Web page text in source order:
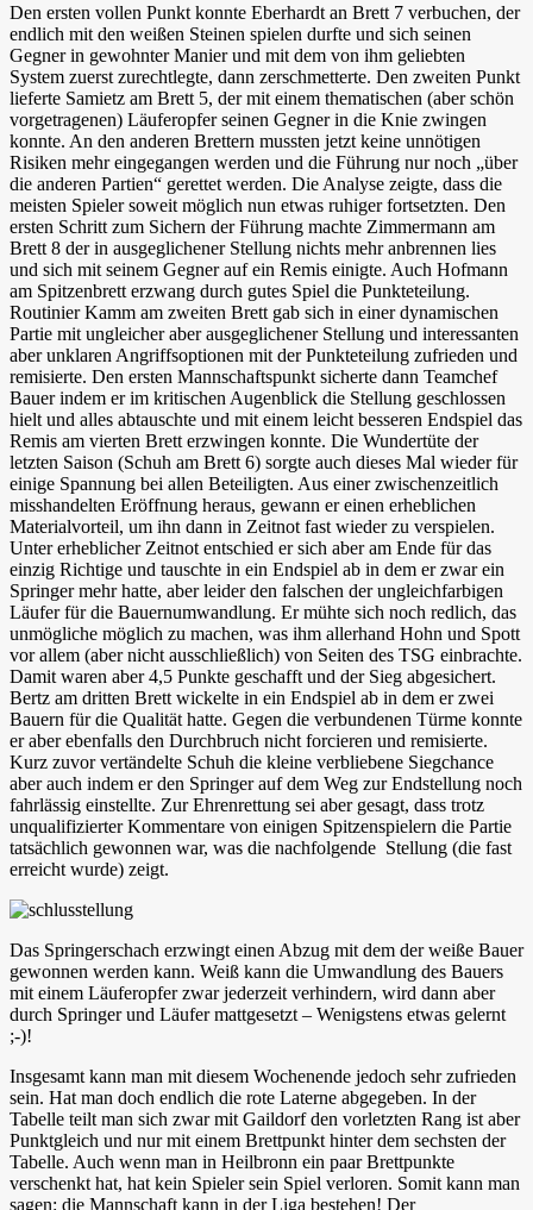
Den ersten vollen Punkt konnte Eberhardt an Brett 7 verbuchen, der
endlich mit den weißen Steinen spielen durfte und sich seinen
Gegner in gewohnter Manier und mit dem von ihm geliebten
System zuerst zurechtlegte, dann zerschmetterte. Den zweiten Punkt
lieferte Samietz am Brett 5, der mit einem thematischen (aber schön
vorgetragenen) Läuferopfer seinen Gegner in die Knie zwingen
konnte. An den anderen Brettern mussten jetzt keine unnötigen
Risiken mehr eingegangen werden und die Führung nur noch „über
die anderen Partien“ gerettet werden. Die Analyse zeigte, dass die
meisten Spieler soweit möglich nun etwas ruhiger fortsetzten. Den
ersten Schritt zum Sichern der Führung machte Zimmermann am
Brett 8 der in ausgeglichener Stellung nichts mehr anbrennen lies
und sich mit seinem Gegner auf ein Remis einigte. Auch Hofmann
am Spitzenbrett erzwang durch gutes Spiel die Punkteteilung.
Routinier Kamm am zweiten Brett gab sich in einer dynamischen
Partie mit ungleicher aber ausgeglichener Stellung und interessanten
aber unklaren Angriffsoptionen mit der Punkteteilung zufrieden und
remisierte. Den ersten Mannschaftspunkt sicherte dann Teamchef
Bauer indem er im kritischen Augenblick die Stellung geschlossen
hielt und alles abtauschte und mit einem leicht besseren Endspiel das
Remis am vierten Brett erzwingen konnte. Die Wundertüte der
letzten Saison (Schuh am Brett 6) sorgte auch dieses Mal wieder für
einige Spannung bei allen Beteiligten. Aus einer zwischenzeitlich
misshandelten Eröffnung heraus, gewann er einen erheblichen
Materialvorteil, um ihn dann in Zeitnot fast wieder zu verspielen.
Unter erheblicher Zeitnot entschied er sich aber am Ende für das
einzig Richtige und tauschte in ein Endspiel ab in dem er zwar ein
Springer mehr hatte, aber leider den falschen der ungleichfarbigen
Läufer für die Bauernumwandlung. Er mühte sich noch redlich, das
unmögliche möglich zu machen, was ihm allerhand Hohn und Spott
vor allem (aber nicht ausschließlich) von Seiten des TSG einbrachte.
Damit waren aber 4,5 Punkte geschafft und der Sieg abgesichert.
Bertz am dritten Brett wickelte in ein Endspiel ab in dem er zwei
Bauern für die Qualität hatte. Gegen die verbundenen Türme konnte
er aber ebenfalls den Durchbruch nicht forcieren und remisierte.
Kurz zuvor vertändelte Schuh die kleine verbliebene Siegchance
aber auch indem er den Springer auf dem Weg zur Endstellung noch
fahrlässig einstellte. Zur Ehrenrettung sei aber gesagt, dass trotz
unqualifizierter Kommentare von einigen Spitzenspielern die Partie
tatsächlich gewonnen war, was die nachfolgende Stellung (die fast
erreicht wurde) zeigt.
Das Springerschach erzwingt einen Abzug mit dem der weiße Bauer
gewonnen werden kann. Weiß kann die Umwandlung des Bauers
mit einem Läuferopfer zwar jederzeit verhindern, wird dann aber
durch Springer und Läufer mattgesetzt – Wenigstens etwas gelernt
;-)!
Insgesamt kann man mit diesem Wochenende jedoch sehr zufrieden
sein. Hat man doch endlich die rote Laterne abgegeben. In der
Tabelle teilt man sich zwar mit Gaildorf den vorletzten Rang ist aber
Punktgleich und nur mit einem Brettpunkt hinter dem sechsten der
Tabelle. Auch wenn man in Heilbronn ein paar Brettpunkte
verschenkt hat, hat kein Spieler sein Spiel verloren. Somit kann man
sagen: die Mannschaft kann in der Liga bestehen! Der